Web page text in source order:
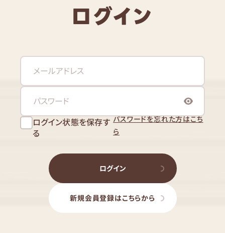
ログイン
ログイン状態を保存す
る
パスワードを忘れた方はこち
ら
ログイン
新規会員登録はこちらから